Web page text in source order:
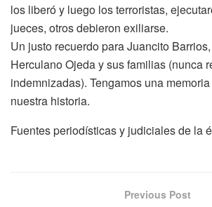
los liberó y luego los terroristas,
jueces, otros debieron exiliarse.
Un justo recuerdo para Juancito
Herculano Ojeda y sus familias (nunca
indemnizadas). Tengamos una
nuestra historia.
Fuentes periodísticas y judiciales de la
Previous Post